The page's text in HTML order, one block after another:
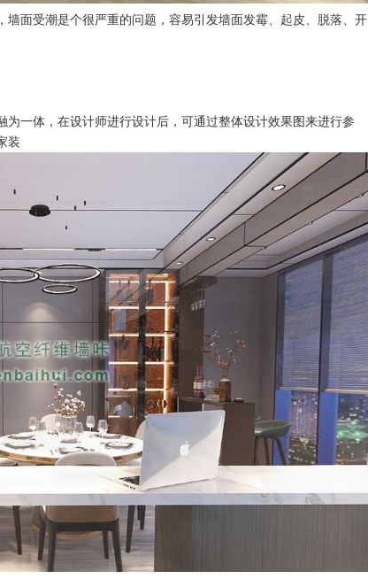
面受潮是个很严重的问题，容易引发墙面发霉、起皮、脱落、开
一体，在设计师进行设计后，可通过整体设计效果图来进行参
装